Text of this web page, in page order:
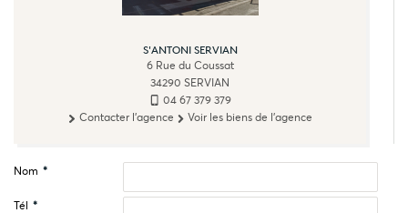
S'ANTONI SERVIAN
6 Rue du Coussat
34290 SERVIAN
04 67 379 379
Contacter l'agence
Voir les biens de l'agence
Nom *
Tél *